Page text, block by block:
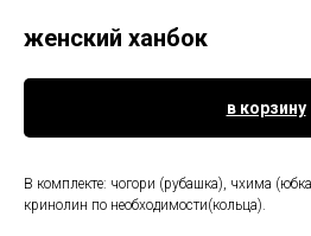
женский ханбок
в корзину
В комплекте: чогори (рубашка), чхима
кринолин по необходимости(кольца).